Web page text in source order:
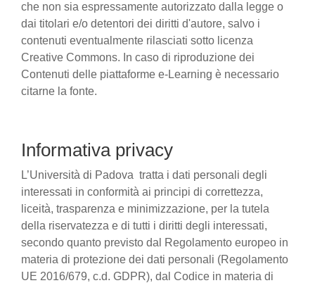
che non sia espressamente autorizzato dalla legge o
dai titolari e/o detentori dei diritti d'autore, salvo i
contenuti eventualmente rilasciati sotto licenza
Creative Commons. In caso di riproduzione dei
Contenuti delle piattaforme e-Learning è necessario
citarne la fonte.
Informativa privacy
L’Università di Padova tratta i dati personali degli
interessati in conformità ai principi di correttezza,
liceità, trasparenza e minimizzazione, per la tutela
della riservatezza e di tutti i diritti degli interessati,
secondo quanto previsto dal Regolamento europeo in
materia di protezione dei dati personali (Regolamento
UE 2016/679, c.d. GDPR), dal Codice in materia di